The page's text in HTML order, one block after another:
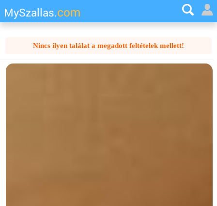
MySzallas.com
Nincs ilyen találat a megadott feltételek mellett!